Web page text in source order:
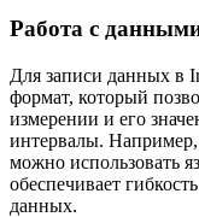
Работа с
Для записи данных в
формат, который
измерении и его
интервалы. Например,
можно использовать
обеспечивает
данных.